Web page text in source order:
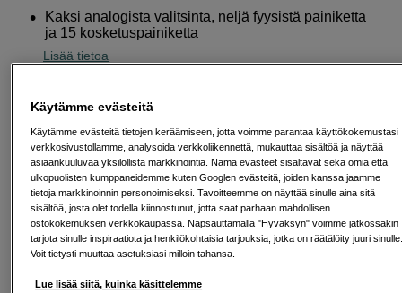
Kaksi analogista valitsinta, neljä fyysistä painiketta
ja 15 kosketuspainiketta
Lisää tietoa
169 EUR
Määrä
Lisää ostoskoriin
Maksa Svea-erämaksulla
19,07 %
Käytämme evästeitä
Käytämme evästeitä tietojen keräämiseen, jotta voimme parantaa käyttökokemustasi
verkkosivustollamme, analysoida verkkoliikennettä, mukauttaa sisältöä ja näyttää
asiaankuuluvaa yksilöllistä markkinointia. Nämä evästeet sisältävät sekä omia että
ulkopuolisten kumppaneidemme kuten Googlen evästeitä, joiden kanssa jaamme
tietoja markkinoinnin personoimiseksi. Tavoitteemme on näyttää sinulle aina sitä
sisältöä, josta olet todella kiinnostunut, jotta saat parhaan mahdollisen
ostokokemuksen verkkokaupassa. Napsauttamalla "Hyväksyn" voimme jatkossakin
tarjota sinulle inspiraatiota ja henkilökohtaisia tarjouksia, jotka on räätälöity juuri
Voit tietysti muuttaa asetuksiasi milloin tahansa.
Lue lisää siitä, kuinka käsittelemme